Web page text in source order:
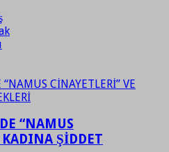
“NAMUS
KADINA ŞİDDET